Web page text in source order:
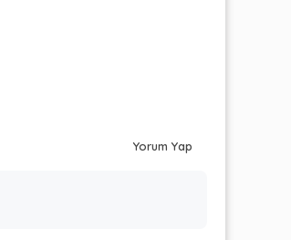
Yorum Yap